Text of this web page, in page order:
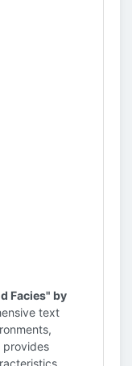
Facies" by
text
provides